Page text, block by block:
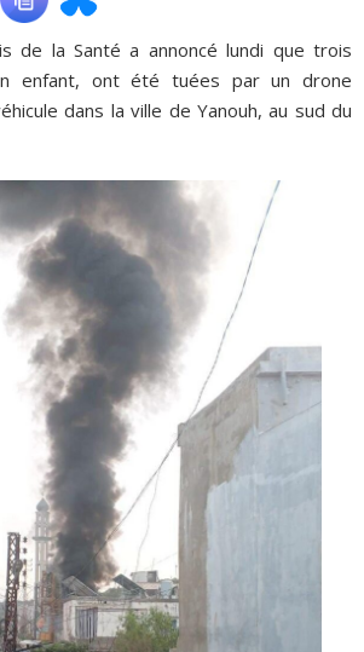
CONTACT
de la Santé a annoncé lundi que trois
enfant, ont été tuées par un drone
dans la ville de Yanouh, au sud du